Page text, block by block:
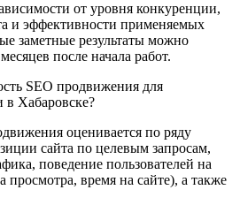
от уровня конкуренции,
и эффективности применяемых
заметные результаты можно
после начала работ.
SEO продвижения для
в Хабаровске?
оценивается по ряду
сайта по целевым запросам,
поведение пользователей на
просмотра, время на сайте), а также